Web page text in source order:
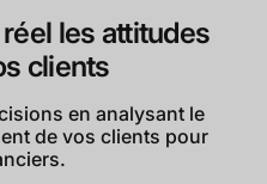
les attitudes
clients
en analysant le
de vos clients pour